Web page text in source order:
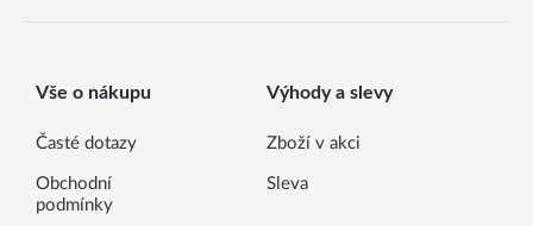
Vše o nákupu
Časté dotazy
Obchodní
podmínky
Výhody a slevy
Zboží v akci
Sleva